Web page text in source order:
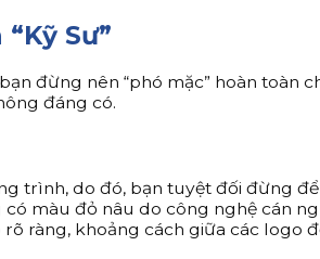
Sư”
đừng nên “phó mặc” hoàn toàn
đáng có.
do đó, bạn tuyệt đối đừng để
màu đỏ nâu do công nghệ cán
ràng, khoảng cách giữa các logo